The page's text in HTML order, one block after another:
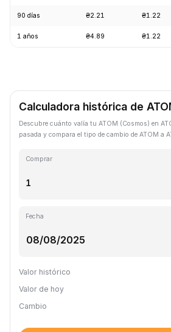
90 días ₴2.21 ₴1.22
1 años ₴4.89 ₴1.22
Calculadora histórica de
Descubre cuánto valía tu ATOM (Cosmos) en
pasada y compara el tipo de cambio de ATOM a
Comprar
Fecha
Valor histórico
Valor de hoy
Cambio